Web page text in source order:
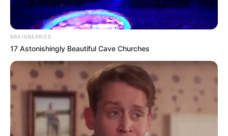
BRAINBERRIES
17 Astonishingly Beautiful Cave Churches